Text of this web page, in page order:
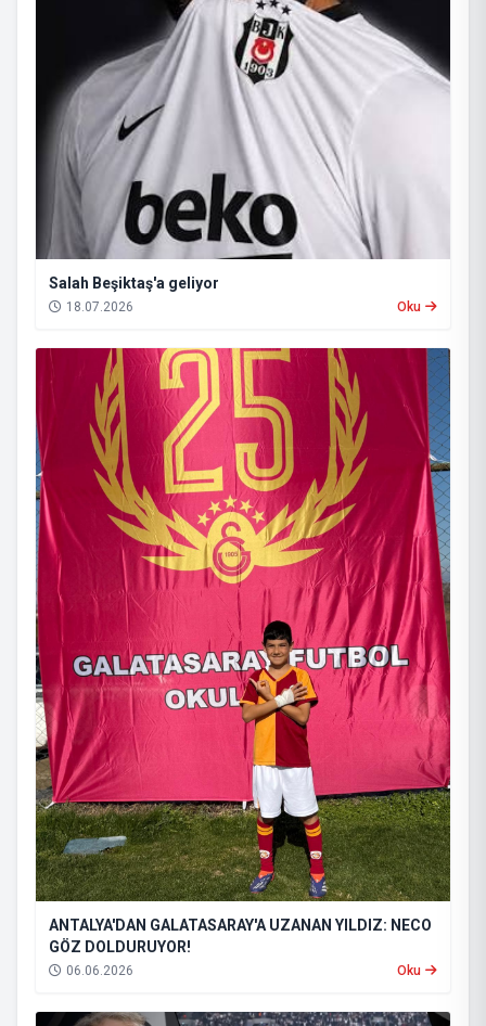
Salah Beşiktaş'a geliyor
18.07.2026 Oku
ANTALYA'DAN GALATASARAY'A UZANAN YILDIZ: NECO
GÖZ DOLDURUYOR!
06.06.2026 Oku